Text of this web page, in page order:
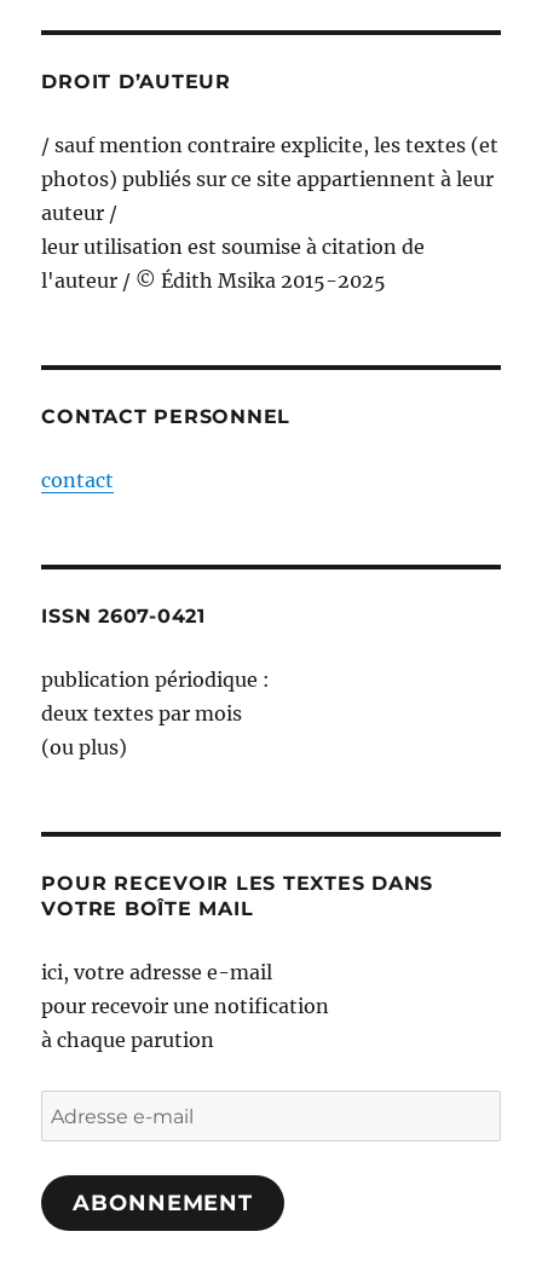
DROIT D’AUTEUR
/ sauf mention contraire explicite, les textes (et
photos) publiés sur ce site appartiennent à leur
auteur /
leur utilisation est soumise à citation de
l'auteur / © Édith Msika 2015-2025
CONTACT PERSONNEL
contact
ISSN 2607-0421
publication périodique :
deux textes par mois
(ou plus)
POUR RECEVOIR LES TEXTES DANS
VOTRE BOÎTE MAIL
ici, votre adresse e-mail
pour recevoir une notification
à chaque parution
Adresse
e-
mail
ABONNEMENT